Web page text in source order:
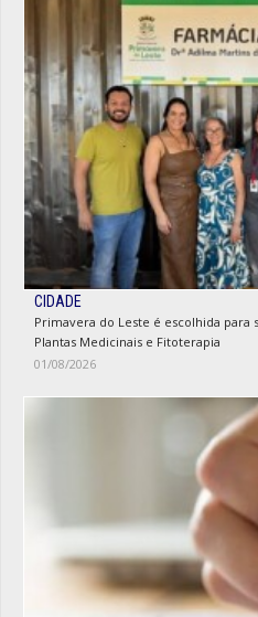
CIDADE
Primavera do Leste é escolhida para
Plantas Medicinais e Fitoterapia
01/08/2026